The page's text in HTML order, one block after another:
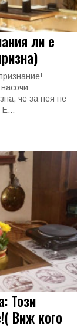
ли е
че за нея не
Е...
Този
Виж кого